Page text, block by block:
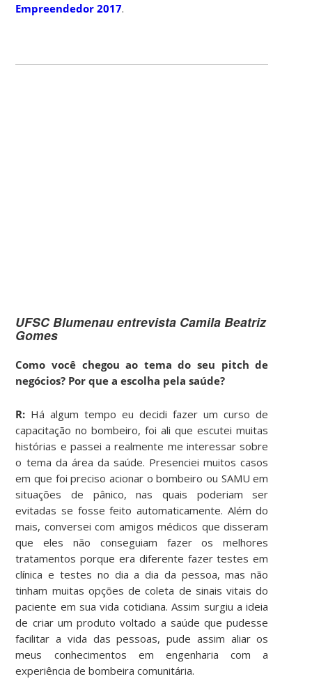
Empreendedor 2017.
UFSC Blumenau entrevista Camila Beatriz
Gomes
Como você chegou ao tema do seu pitch de
negócios? Por que a escolha pela saúde?
R: Há algum tempo eu decidi fazer um curso de
capacitação no bombeiro, foi ali que escutei muitas
histórias e passei a realmente me interessar sobre
o tema da área da saúde. Presenciei muitos casos
em que foi preciso acionar o bombeiro ou SAMU em
situações de pânico, nas quais poderiam ser
evitadas se fosse feito automaticamente. Além do
mais, conversei com amigos médicos que disseram
que eles não conseguiam fazer os melhores
tratamentos porque era diferente fazer testes em
clínica e testes no dia a dia da pessoa, mas não
tinham muitas opções de coleta de sinais vitais do
paciente em sua vida cotidiana. Assim surgiu a ideia
de criar um produto voltado a saúde que pudesse
facilitar a vida das pessoas, pude assim aliar os
meus conhecimentos em engenharia com a
experiência de bombeira comunitária.